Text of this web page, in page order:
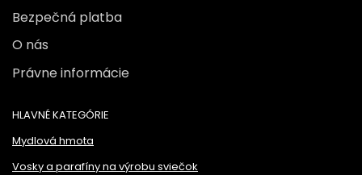
Bezpečná platba
O nás
Právne informácie
HLAVNÉ KATEGÓRIE
Mydlová hmota
Vosky a parafíny na výrobu sviečok